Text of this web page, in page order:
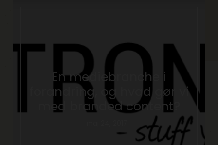
En mediebranche i
forandring, og hvad gør vi
med branded content?